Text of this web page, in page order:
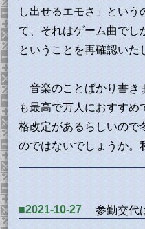
し出せるエモさ」という
て、それはゲーム曲でし
ということを再確認いた
音楽のことばかり書き
も最高で万人におすすめ
格改定があるらしいので
のではないでしょうか。
■2021-10-27 参勤交代